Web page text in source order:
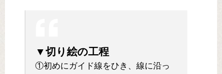
▼切り絵の工程
①初めにガイド線をひき、線に沿っ